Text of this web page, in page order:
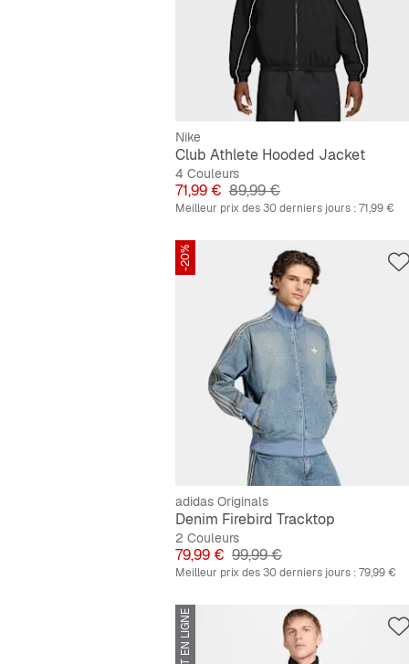
Nike
Club Athlete Hooded Jacket
4 Couleurs
Prix
71,99 € Prix original
89,99 €
Meilleur prix des 30 derniers jours :71,99 €
-20%
adidas Originals
Denim Firebird Tracktop
2 Couleurs
Prix
79,99 € Prix original
99,99 €
Meilleur prix des 30 derniers jours :79,99 €